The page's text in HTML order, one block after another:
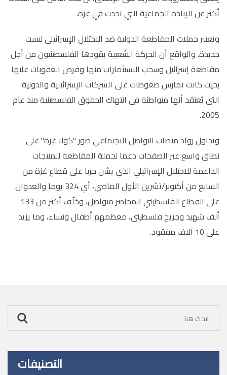
أكثر عن الإبادة الجماعية التي تحدث في غزة.
وتعتبر حملات المقاطعة الدولية ضد الاحتلال الإسرائيلي ليست
جديدة. والواقع أن الحركة الشعبية يقودها الفلسطينيون من أجل
مقاطعة إسرائيل وسحب الاستثمارات منها وفرض العقوبات عليها
بحيث كانت تمارس ضغوطات على الشركات الإسرائيلية والدولية
التي يُعتقد أنها متواطئة في انتهاك الحقوق الفلسطينية منذ عام
2005.
وتداول رواد منصات التواصل الاجتماعي صور "كولا غزة" على
نطاق واسع عبر الصفحات دعما لحملة المقاطعة للمنتجات
الداعمة للاحتلال الإسرائيلي الذي يشن حربا على قطاع غزة من
السابع من أكتوبر/تشرين الأول الماضي، أي 324 يوما والعدوان
على القطاع الفلسطيني المحاصر متواصل، وخلّف أكثر من 133
ألف شهيد وجريح فلسطيني، معظمهم أطفال ونساء، وما يزيد
على 10 آلاف مفقود.
التصنيفات